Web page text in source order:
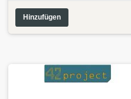
Hinzufügen